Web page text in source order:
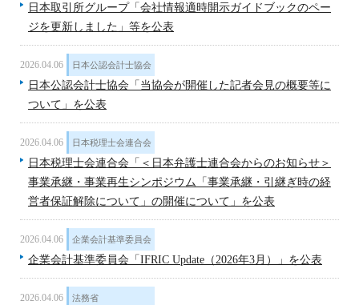
日本取引所グループ「会社情報適時開示ガイドブックのペー
ジを更新しました」等を公表
2026.04.06 日本公認会計士協会
日本公認会計士協会「当協会が開催した記者会見の概要等に
ついて」を公表
2026.04.06 日本税理士会連合会
日本税理士会連合会「＜日本弁護士連合会からのお知らせ＞
事業承継・事業再生シンポジウム「事業承継・引継ぎ時の経
営者保証解除について」の開催について」を公表
2026.04.06 企業会計基準委員会
企業会計基準委員会「IFRIC Update（2026年3月）」を公表
2026.04.06 法務省